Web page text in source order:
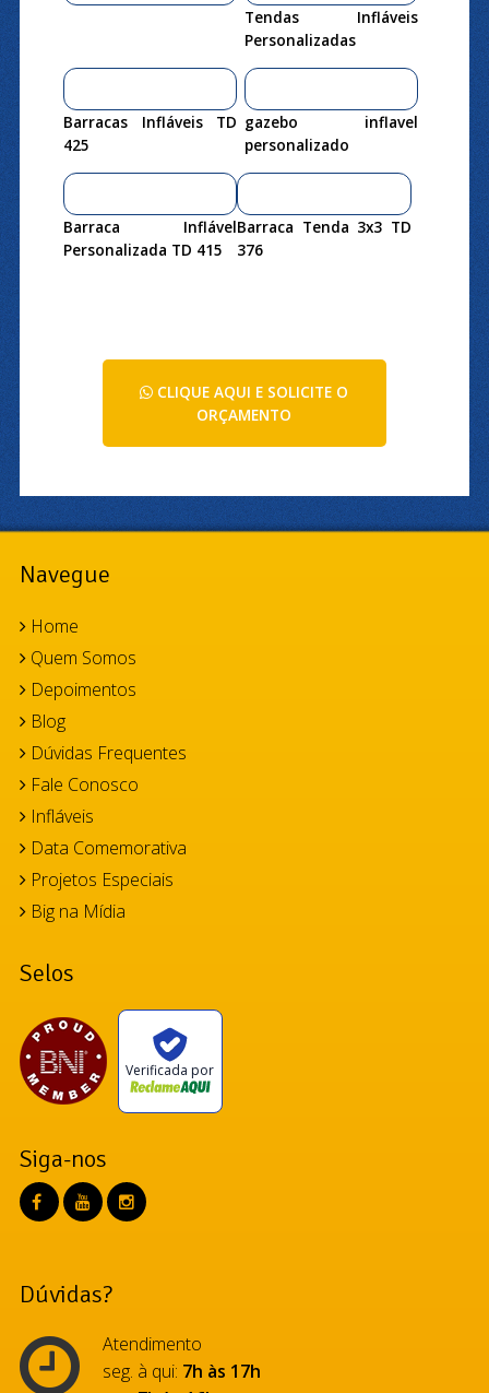
Tendas Infláveis
Personalizadas
Barracas Infláveis TD
425
gazebo inflavel
personalizado
Barraca Inflável
Personalizada TD 415
Barraca Tenda 3x3 TD
376
CLIQUE AQUI E SOLICITE O
ORÇAMENTO
Navegue
Home
Quem Somos
Depoimentos
Blog
Dúvidas Frequentes
Fale Conosco
Infláveis
Data Comemorativa
Projetos Especiais
Big na Mídia
Selos
Verificada por
Siga-nos
Dúvidas?
Atendimento
seg. à qui: 7h às 17h